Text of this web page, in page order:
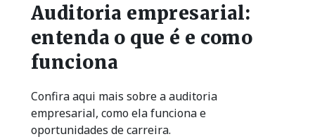
Auditoria empresarial:
entenda o que é e como
funciona
Confira aqui mais sobre a auditoria
empresarial, como ela funciona e
oportunidades de carreira.